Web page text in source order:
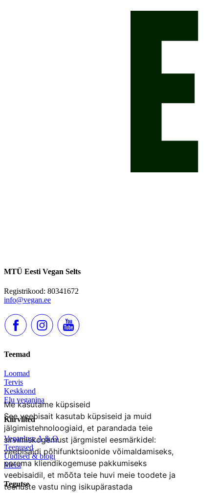
Me kasutame küpsiseid
See veebisait kasutab küpsiseid ja muid
jälgimistehnoloogiaid, et parandada teie
sirvimiskogemust järgmistel eesmärkidel:
veebisaidi põhifunktsioonide võimaldamiseks,
parema kliendikogemuse pakkumiseks
veebisaidil, et mõõta teie huvi meie toodete ja
teenuste vastu ning isikupärastada
MTÜ Eesti Vegan Selts
Registrikood: 80341672
info@vegan.ee
Teemad
Loomad
Tervis
Keskkond
Elu veganina
Kiirviited
Veganluse A & O
Teenused
Uudised & blogi
Meist
Tegutse